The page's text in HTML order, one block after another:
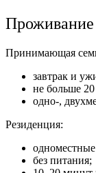
Проживание
Принимающая
завтрак и
не больше
одно-,
Резиденция:
без питания;